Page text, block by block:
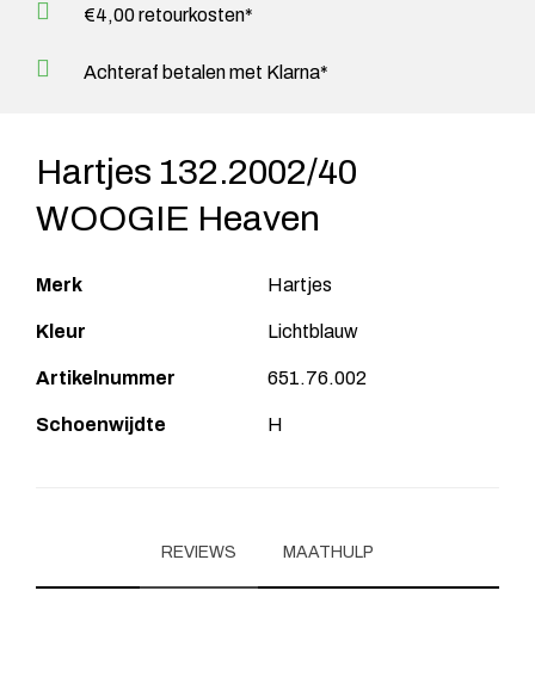
€4,00 retourkosten*
Achteraf betalen met Klarna*
Hartjes 132.2002/40
WOOGIE Heaven
Merk Hartjes
Kleur Lichtblauw
Artikelnummer 651.76.002
Schoenwijdte H
REVIEWS MAATHULP